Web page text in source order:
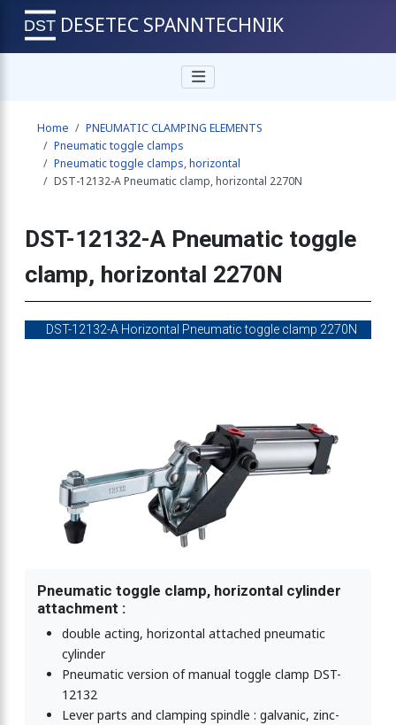
clamp, horizontal
horizontal 910N
horizontal 910N
horizontal 2270N
horizontal 3400N
horizontal 3400N
DESETEC SPANNTECHNIK
Home
PNEUMATIC CLAMPING ELEMENTS
Pneumatic toggle clamps
Pneumatic toggle clamps, horizontal
DST-12132-A Pneumatic clamp, horizontal 2270N
DST-12132-A Pneumatic toggle
clamp, horizontal 2270N
DST-12132-A Horizontal Pneumatic toggle clamp 2270N
Pneumatic toggle clamp, horizontal cylinder
attachment :
double acting, horizontal attached pneumatic
cylinder
Pneumatic version of manual toggle clamp DST-
12132
Lever parts and clamping spindle : galvanic, zinc-